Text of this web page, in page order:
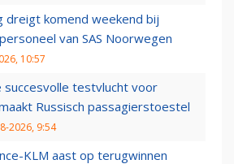
dreigt komend weekend bij
van SAS Noorwegen
10:57
succesvolle testvlucht voor
Russisch passagierstoestel
2026, 9:54
KLM aast op terugwinnen